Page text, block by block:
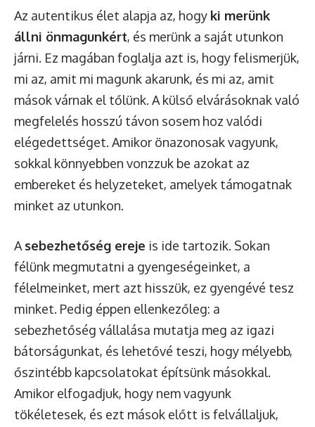
Az autentikus élet alapja az, hogy ki merünk
állni önmagunkért, és merünk a saját utunkon
járni. Ez magában foglalja azt is, hogy felismerjük,
mi az, amit mi magunk akarunk, és mi az, amit
mások várnak el tőlünk. A külső elvárásoknak való
megfelelés hosszú távon sosem hoz valódi
elégedettséget. Amikor önazonosak vagyunk,
sokkal könnyebben vonzzuk be azokat az
embereket és helyzeteket, amelyek támogatnak
minket az utunkon.
A sebezhetőség ereje is ide tartozik. Sokan
félünk megmutatni a gyengeségeinket, a
félelmeinket, mert azt hisszük, ez gyengévé tesz
minket. Pedig éppen ellenkezőleg: a
sebezhetőség vállalása mutatja meg az igazi
bátorságunkat, és lehetővé teszi, hogy mélyebb,
őszintébb kapcsolatokat építsünk másokkal.
Amikor elfogadjuk, hogy nem vagyunk
tökéletesek, és ezt mások előtt is felvállaljuk,